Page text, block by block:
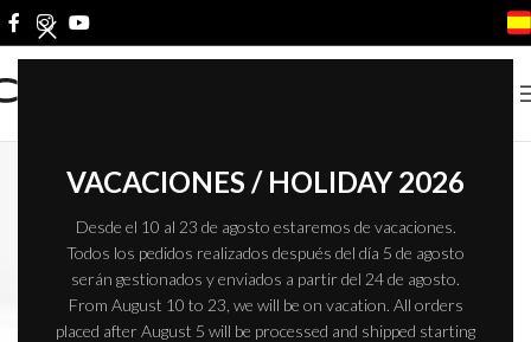
VACACIONES / HOLIDAY 2026
Desde el 10 al 23 de agosto estaremos de vacaciones.
Todos los pedidos realizados después del día 5 de agosto
serán gestionados y enviados a partir del 24 de agosto.
From August 10 to 23, we will be on vacation. All orders
placed after August 5 will be processed and shipped starting
Inicio/Productos etiquetados “Microcemento ICEM”